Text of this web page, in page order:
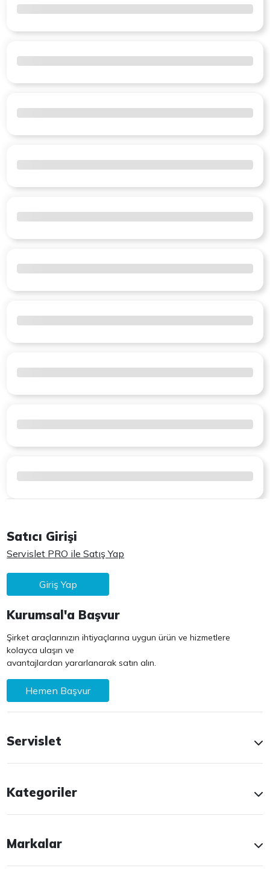
Satıcı Girişi
Servislet PRO ile Satış Yap
Giriş Yap
Kurumsal'a Başvur
Şirket araçlarınızın ihtiyaçlarına uygun ürün ve hizmetlere
kolayca ulaşın ve
avantajlardan yararlanarak satın alın.
Hemen Başvur
Servislet
Kategoriler
Markalar